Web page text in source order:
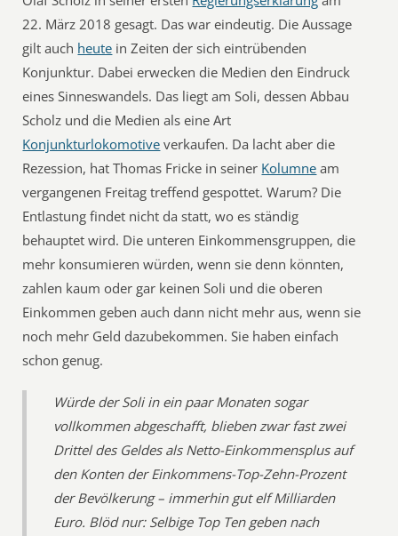
22. März 2018 gesagt. Das war eindeutig. Die Aussage
gilt auch heute in Zeiten der sich eintrübenden
Konjunktur. Dabei erwecken die Medien den Eindruck
eines Sinneswandels. Das liegt am Soli, dessen Abbau
Scholz und die Medien als eine Art
Konjunkturlokomotive verkaufen. Da lacht aber die
Rezession, hat Thomas Fricke in seiner Kolumne am
vergangenen Freitag treffend gespottet. Warum? Die
Entlastung findet nicht da statt, wo es ständig
behauptet wird. Die unteren Einkommensgruppen, die
mehr konsumieren würden, wenn sie denn könnten,
zahlen kaum oder gar keinen Soli und die oberen
Einkommen geben auch dann nicht mehr aus, wenn sie
noch mehr Geld dazubekommen. Sie haben einfach
schon genug.
Würde der Soli in ein paar Monaten sogar
vollkommen abgeschafft, blieben zwar fast zwei
Drittel des Geldes als Netto-Einkommensplus auf
den Konten der Einkommens-Top-Zehn-Prozent
der Bevölkerung – immerhin gut elf Milliarden
Euro. Blöd nur: Selbige Top Ten geben nach